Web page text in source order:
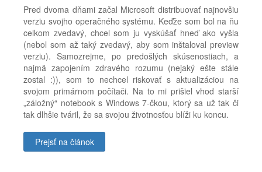
2022
Pred dvoma dňami začal Microsoft distribuovať najnovšiu
verziu svojho operačného systému. Keďže som bol na ňu
celkom zvedavý, chcel som ju vyskúšať hneď ako vyšla
(nebol som až taký zvedavý, aby som inštaloval preview
verziu). Samozrejme, po predošlých skúsenostiach, a
najmä zapojením zdravého rozumu (nejaký ešte stále
zostal :)), som to nechcel riskovať s aktualizáciou na
svojom primárnom počítači. Na to mi prišiel vhod starší
„záložný“ notebook s Windows 7-čkou, ktorý sa už tak či
tak dlhšie tváril, že sa svojou životnosťou blíži ku koncu.
Prejsť na článok